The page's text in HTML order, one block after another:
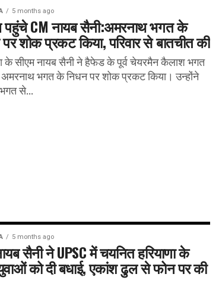
5 months ago
CM नायब सैनी:अमरनाथ भगत के
शोक प्रकट किया, परिवार से बातचीत की
के सीएम नायब सैनी ने हैफेड के पूर्व चेयरमैन कैलाश भगत
अमरनाथ भगत के निधन पर शोक प्रकट किया। उन्होंने
से...
5 months ago
सैनी ने UPSC में चयनित हरियाणा के
को दी बधाई, एकांश ढुल से फोन पर की